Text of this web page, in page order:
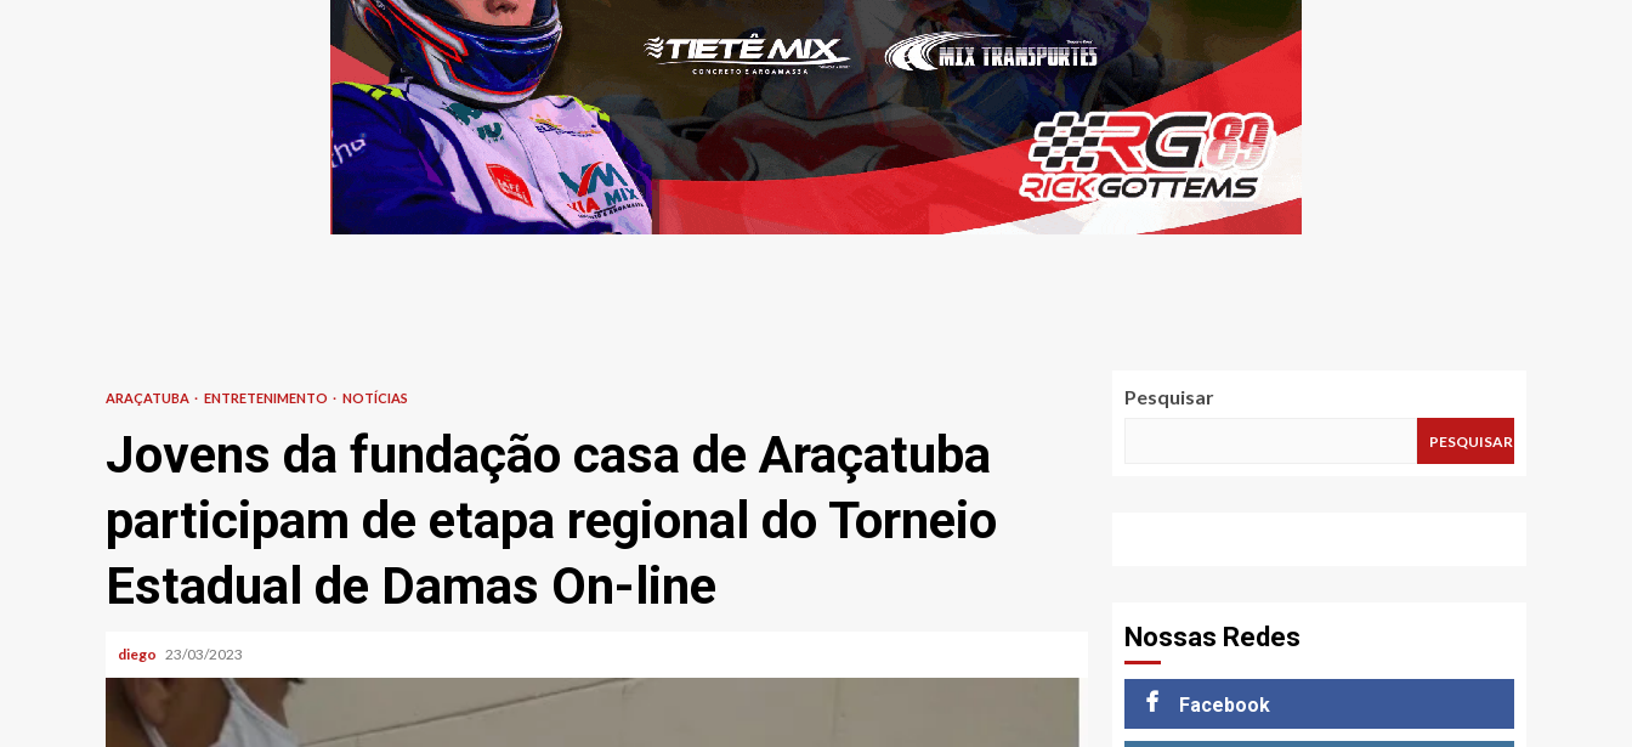
ARAÇATUBA ENTRETENIMENTO NOTÍCIAS
Jovens da fundação casa de Araçatuba
participam de etapa regional do Torneio
Estadual de Damas On-line
diego 23/03/2023
Pesquisar
PESQUISAR
Nossas Redes
Facebook